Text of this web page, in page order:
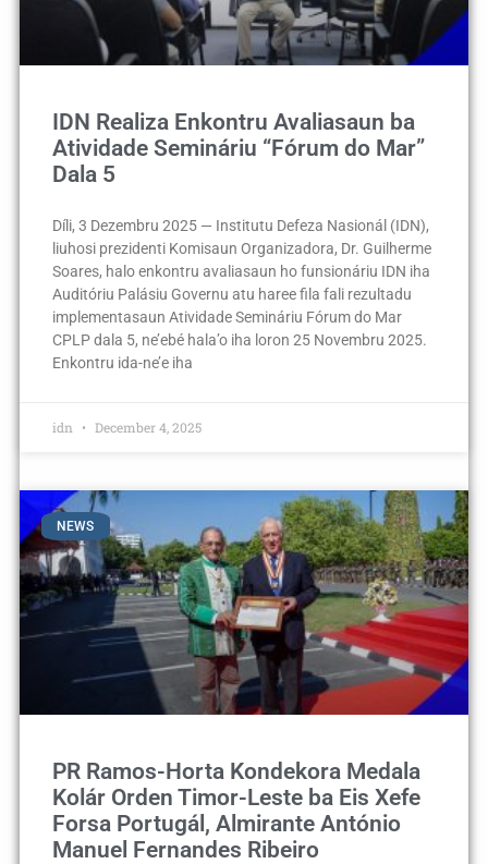
IDN Realiza Enkontru Avaliasaun ba
Atividade Semináriu “Fórum do Mar”
Dala 5
Díli, 3 Dezembru 2025 — Institutu Defeza Nasionál (IDN),
liuhosi prezidenti Komisaun Organizadora, Dr. Guilherme
Soares, halo enkontru avaliasaun ho funsionáriu IDN iha
Auditóriu Palásiu Governu atu haree fila fali rezultadu
implementasaun Atividade Semináriu Fórum do Mar
CPLP dala 5, ne’ebé hala’o iha loron 25 Novembru 2025.
Enkontru ida-ne’e iha
idn December 4, 2025
NEWS
PR Ramos-Horta Kondekora Medala
Kolár Orden Timor-Leste ba Eis Xefe
Forsa Portugál, Almirante António
Manuel Fernandes Ribeiro